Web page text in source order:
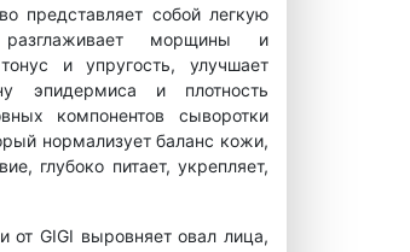
представляет собой легкую
морщины и
и упругость, улучшает
эпидермиса и плотность
компонентов сыворотки
нормализует баланс кожи,
глубоко питает, укрепляет,
от GIGI выровняет овал лица,